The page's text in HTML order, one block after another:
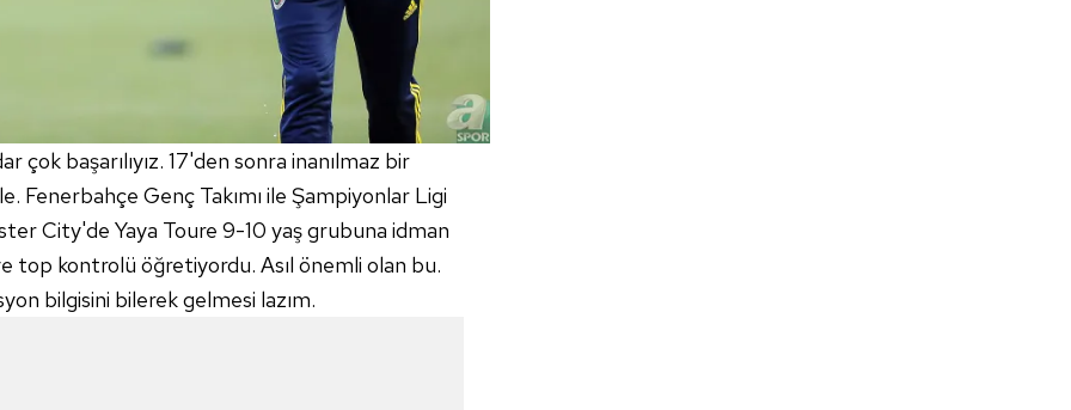
çok başarılıyız. 17'den sonra inanılmaz bir
Fenerbahçe Genç Takımı ile Şampiyonlar Ligi
City'de Yaya Toure 9-10 yaş grubuna idman
top kontrolü öğretiyordu. Asıl önemli olan bu.
bilgisini bilerek gelmesi lazım.